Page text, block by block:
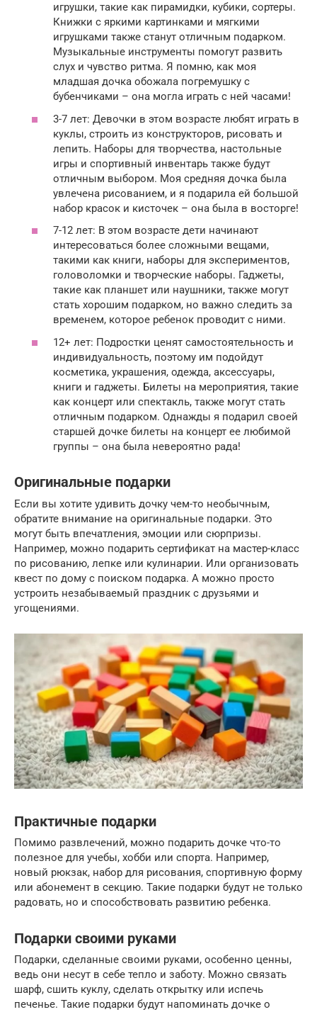
игрушки, такие как пирамидки, кубики, сортеры.
Книжки с яркими картинками и мягкими
игрушками также станут отличным подарком.
Музыкальные инструменты помогут развить
слух и чувство ритма. Я помню, как моя
младшая дочка обожала погремушку с
бубенчиками – она могла играть с ней часами!
3-7 лет: Девочки в этом возрасте любят играть в
куклы, строить из конструкторов, рисовать и
лепить. Наборы для творчества, настольные
игры и спортивный инвентарь также будут
отличным выбором. Моя средняя дочка была
увлечена рисованием, и я подарила ей большой
набор красок и кисточек – она была в восторге!
7-12 лет: В этом возрасте дети начинают
интересоваться более сложными вещами,
такими как книги, наборы для экспериментов,
головоломки и творческие наборы. Гаджеты,
такие как планшет или наушники, также могут
стать хорошим подарком, но важно следить за
временем, которое ребенок проводит с ними.
12+ лет: Подростки ценят самостоятельность и
индивидуальность, поэтому им подойдут
косметика, украшения, одежда, аксессуары,
книги и гаджеты. Билеты на мероприятия, такие
как концерт или спектакль, также могут стать
отличным подарком. Однажды я подарил своей
старшей дочке билеты на концерт ее любимой
группы – она была невероятно рада!
Оригинальные подарки
Если вы хотите удивить дочку чем-то необычным,
обратите внимание на оригинальные подарки. Это
могут быть впечатления, эмоции или сюрпризы.
Например, можно подарить сертификат на мастер-класс
по рисованию, лепке или кулинарии. Или организовать
квест по дому с поиском подарка. А можно просто
устроить незабываемый праздник с друзьями и
угощениями.
Практичные подарки
Помимо развлечений, можно подарить дочке что-то
полезное для учебы, хобби или спорта. Например,
новый рюкзак, набор для рисования, спортивную форму
или абонемент в секцию. Такие подарки будут не только
радовать, но и способствовать развитию ребенка.
Подарки своими руками
Подарки, сделанные своими руками, особенно ценны,
ведь они несут в себе тепло и заботу. Можно связать
шарф, сшить куклу, сделать открытку или испечь
печенье. Такие подарки будут напоминать дочке о